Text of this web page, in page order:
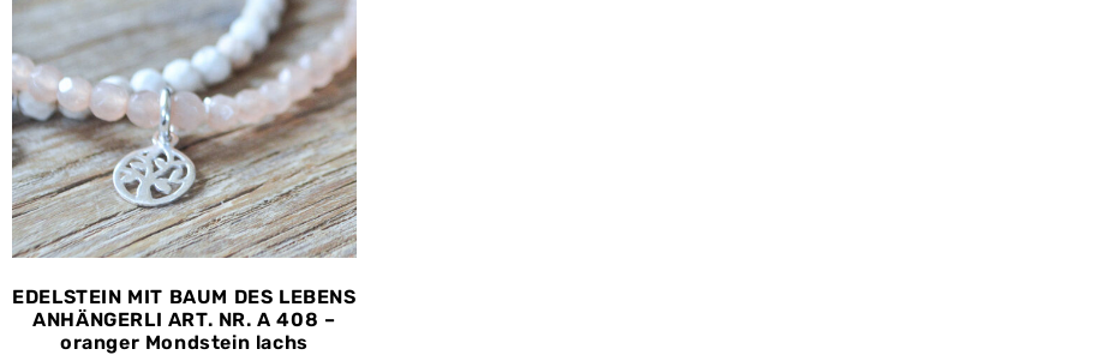
EDELSTEIN MIT BAUM DES LEBENS
ANHÄNGERLI ART. NR. A 408 –
oranger Mondstein lachs